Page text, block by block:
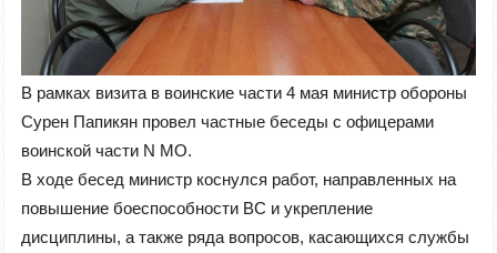
В рамках визита в воинские части 4 мая министр обороны
Сурен Папикян провел частные беседы с офицерами
воинской части N МО.
В ходе бесед министр коснулся работ, направленных на
повышение боеспособности ВС и укрепление
дисциплины, а также ряда вопросов, касающихся службы